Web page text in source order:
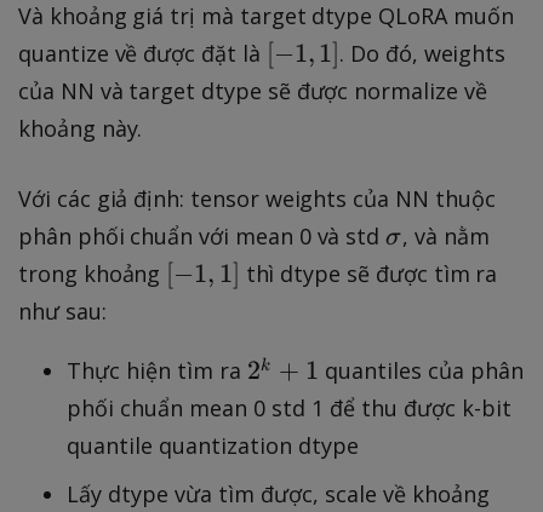
a
Và khoảng giá trị mà target dtype QLoRA muốn
quantize về được đặt là [
-
]
[−1, 1]. Do đó, weights
của NN và target dtype sẽ được normalize về
khoảng này.
Với các giả định: tensor weights của NN thuộc
phân phối chuẩn với mean 0 và std\
si
a
σ, và nằm
trong khoảng [
,
1
[−1, 1] thì dtype sẽ được tìm ra
như sau:
Thực hiện tìm ra 2
^
k
+
1
2k + 1 quantiles của phân
phối chuẩn mean 0 std 1 để thu được k-bit
quantile quantization dtype
Lấy dtype vừa tìm được, scale về khoảng